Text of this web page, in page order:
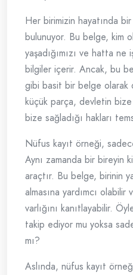
Her birimizin hayatında
bulunuyor. Bu belge, kim
yaşadığımızı ve hatta ne
bilgiler içerir. Ancak, bu
gibi basit bir belge olarak
küçük parça, devletin
bize sağladığı hakları
Nüfus kayıt örneği,
Aynı zamanda bir bireyin
araçtır. Bu belge, birinin
almasına yardımcı
varlığını kanıtlayabilir.
takip ediyor mu yoksa
mı?
Aslında, nüfus kayıt